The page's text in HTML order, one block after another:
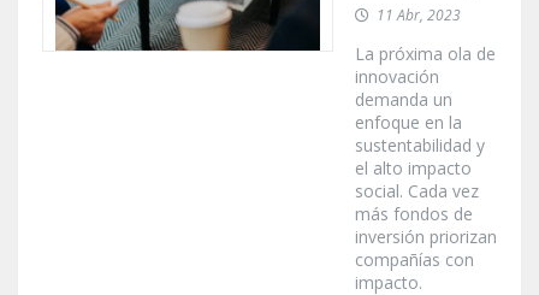
11 Abr, 2023
La próxima ola de
innovación
demanda un
enfoque en la
sustentabilidad y
el alto impacto
social. Cada vez
más fondos de
inversión priorizan
compañías con
impacto.